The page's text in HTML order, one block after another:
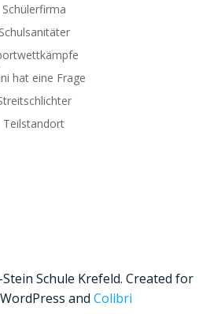
Schülerfirma
Schulsanitäter
hat eine Frage
Teilstandort
Schule Krefeld. Created for
and Colibri